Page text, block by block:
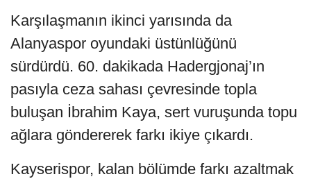
Karşılaşmanın ikinci yarısında da
Alanyaspor oyundaki üstünlüğünü
sürdürdü. 60. dakikada Hadergjonaj’ın
pasıyla ceza sahası çevresinde topla
buluşan İbrahim Kaya, sert vuruşunda topu
ağlara göndererek farkı ikiye çıkardı.
Kayserispor, kalan bölümde farkı azaltmak